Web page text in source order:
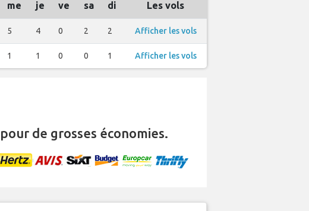
me je ve sa di Les vols
5 4 0 2 2 Afficher les vols
1 1 0 0 1 Afficher les vols
pour de grosses économies.